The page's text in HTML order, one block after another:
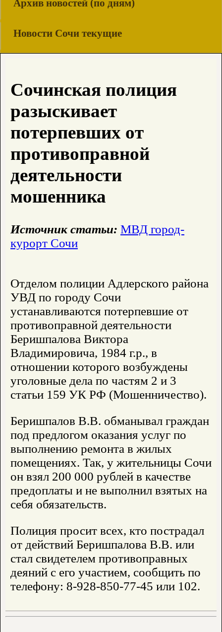
Архив новостей (по дням)
Новости Сочи текущие
Сочинская полиция
разыскивает
потерпевших от
противоправной
деятельности
мошенника
Источник статьи: МВД город-
курорт Сочи
Отделом полиции Адлерского района
УВД по городу Сочи
устанавливаются потерпевшие от
противоправной деятельности
Беришпалова Виктора
Владимировича, 1984 г.р., в
отношении которого возбуждены
уголовные дела по частям 2 и 3
статьи 159 УК РФ (Мошенничество).
Беришпалов В.В. обманывал граждан
под предлогом оказания услуг по
выполнению ремонта в жилых
помещениях. Так, у жительницы Сочи
он взял 200 000 рублей в качестве
предоплаты и не выполнил взятых на
себя обязательств.
Полиция просит всех, кто пострадал
от действий Беришпалова В.В. или
стал свидетелем противоправных
деяний с его участием, сообщить по
телефону: 8-928-850-77-45 или 102.